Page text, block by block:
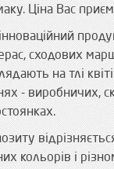
Ціна Вас
сходових
на тлі
- виробничих,
кольорів і